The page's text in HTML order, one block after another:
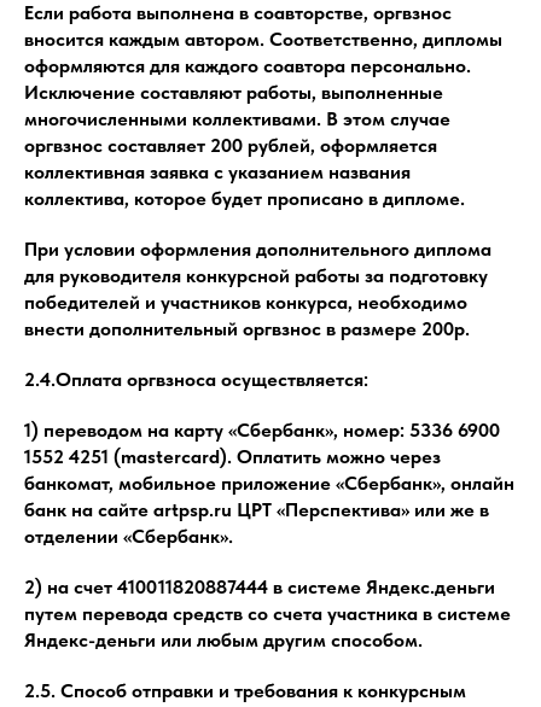
Если работа выполнена в соавторстве, оргвзнос
вносится каждым автором. Соответственно, дипломы
оформляются для каждого соавтора персонально.
Исключение составляют работы, выполненные
многочисленными коллективами. В этом случае
оргвзнос составляет 200 рублей, оформляется
коллективная заявка с указанием названия
коллектива, которое будет прописано в дипломе.
При условии оформления дополнительного диплома
для руководителя конкурсной работы за подготовку
победителей и участников конкурса, необходимо
внести дополнительный оргвзнос в размере 200р.
2.4.Оплата оргвзноса осуществляется:
1) переводом на карту «Сбербанк», номер: 5336 6900
1552 4251 (mastercard). Оплатить можно через
банкомат, мобильное приложение «Сбербанк», онлайн
банк на сайте artpsp.ru ЦРТ «Перспектива» или же в
отделении «Сбербанк».
2) на счет 410011820887444 в системе Яндекс.деньги
путем перевода средств со счета участника в системе
Яндекс-деньги или любым другим способом.
2.5. Способ отправки и требования к конкурсным